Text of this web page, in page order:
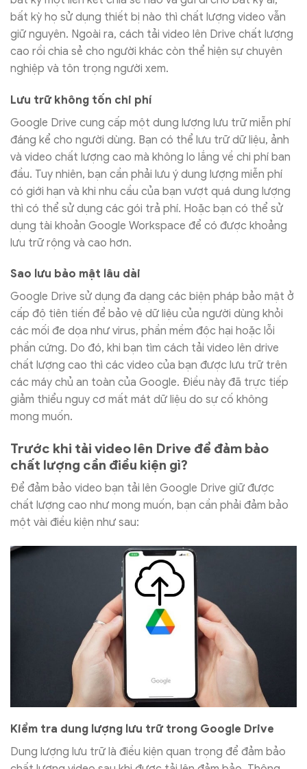
bất kỳ họ sử dụng thiết bị nào thì chất lượng video vẫn
giữ nguyên. Ngoài ra, cách tải video lên Drive chất lượng
cao rồi chia sẻ cho người khác còn thể hiện sự chuyên
nghiệp và tôn trọng người xem.
Lưu trữ không tốn chi phí
Google Drive cung cấp một dung lượng lưu trữ miễn phí
đáng kể cho người dùng. Bạn có thể lưu trữ dữ liệu, ảnh
và video chất lượng cao mà không lo lắng về chi phí ban
đầu. Tuy nhiên, bạn cần phải lưu ý dung lượng miễn phí
có giới hạn và khi nhu cầu của bạn vượt quá dung lượng
thì có thể sử dụng các gói trả phí. Hoặc bạn có thể sử
dụng tài khoản Google Workspace để có được khoảng
lưu trữ rộng và cao hơn.
Sao lưu bảo mật lâu dài
Google Drive sử dụng đa dạng các biện pháp bảo mật ở
cấp độ tiên tiến để bảo vệ dữ liệu của người dùng khỏi
các mối đe dọa như virus, phần mềm độc hại hoặc lỗi
phần cứng. Do đó, khi bạn tìm cách tải video lên drive
chất lượng cao thì các video của bạn được lưu trữ trên
các máy chủ an toàn của Google. Điều này đã trực tiếp
giảm thiểu nguy cơ mất mát dữ liệu do sự cố không
mong muốn.
Trước khi tải video lên Drive để đảm bảo
chất lượng cần điều kiện gì?
Để đảm bảo video bạn tải lên Google Drive giữ được
chất lượng cao như mong muốn, bạn cần phải đảm bảo
một vài điều kiện như sau:
Kiểm tra dung lượng lưu trữ trong Google Drive
Dung lượng lưu trữ là điều kiện quan trọng để đảm bảo